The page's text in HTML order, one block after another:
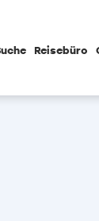
Reisebüro